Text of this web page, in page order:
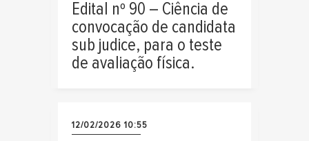
Edital nº 90 – Ciência de
convocação de candidata
sub judice, para o teste
de avaliação física.
12/02/2026 10:55